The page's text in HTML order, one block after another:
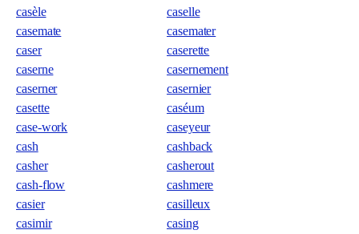
casèle
caselle
casemate
casemater
caser
caserette
caserne
casernement
caserner
casernier
casette
caséum
case-work
caseyeur
cash
cashback
casher
casherout
cash-flow
cashmere
casier
casilleux
casimir
casing